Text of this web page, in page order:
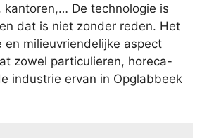
kantoren,… De technologie is
dat is niet zonder reden. Het
en milieuvriendelijke aspect
zowel particulieren, horeca-
industrie ervan in Opglabbeek